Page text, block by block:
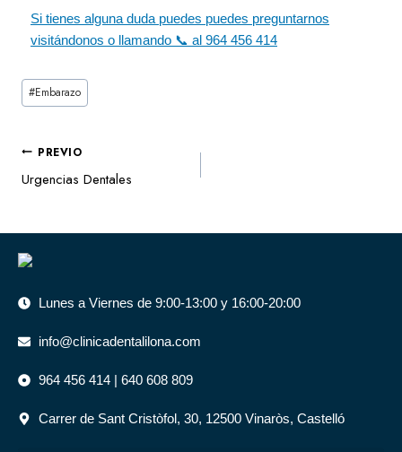
Si tienes alguna duda puedes puedes preguntarnos
visitándonos o llamando 📞 al 964 456 414
#Embarazo
PREVIO
Urgencias Dentales
Lunes a Viernes de 9:00-13:00 y 16:00-20:00
info@clinicadentalilona.com
964 456 414 | 640 608 809
Carrer de Sant Cristòfol, 30, 12500 Vinaròs, Castelló